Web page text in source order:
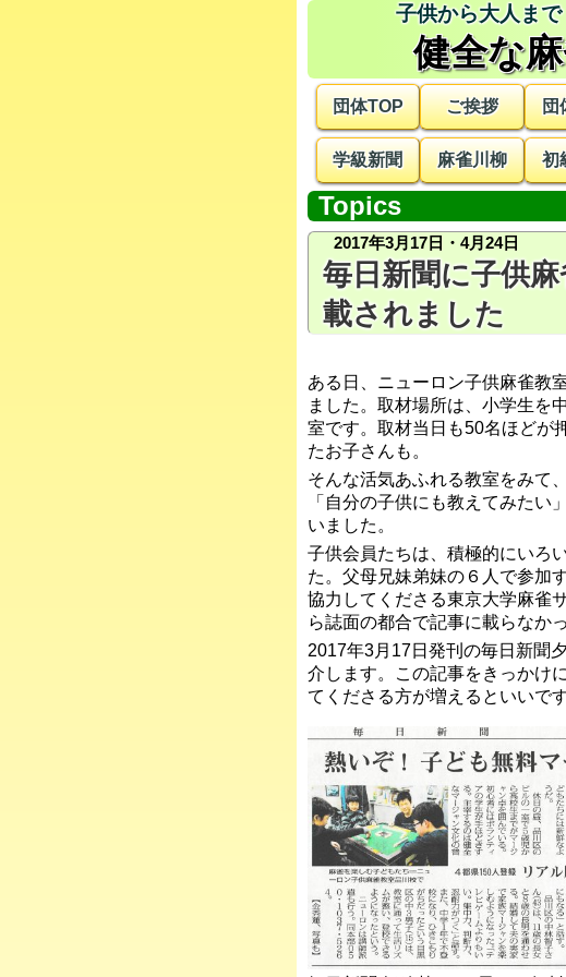
健全な
団体TOP ご挨拶 団
学級新聞 麻雀川柳 初
Topics
2017年3月17日・4月24日
毎日新聞に子供
載されました
ある日、ニューロン子供麻雀教
ました。取材場所は、小学生を
室です。取材当日も50名ほどが
たお子さんも。
そんな活気あふれる教室をみて
「自分の子供にも教えてみたい
いました。
子供会員たちは、積極的にいろ
た。父母兄妹弟妹の６人で参加
協力してくださる東京大学麻雀
ら誌面の都合で記事に載らなか
2017年3月17日発刊の毎日新聞
介します。この記事をきっかけ
てくださる方が増えるといいです